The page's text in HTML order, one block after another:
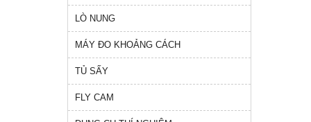
LÒ NUNG
MÁY ĐO KHOẢNG CÁCH
TỦ SẤY
FLY CAM